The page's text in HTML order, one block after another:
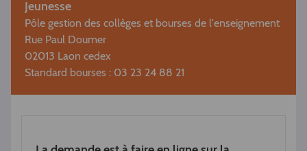
Jeunesse
Pôle gestion des collèges et bourses de l'enseignement
Rue Paul Doumer
02013 Laon cedex
Standard bourses : 03 23 24 88 21